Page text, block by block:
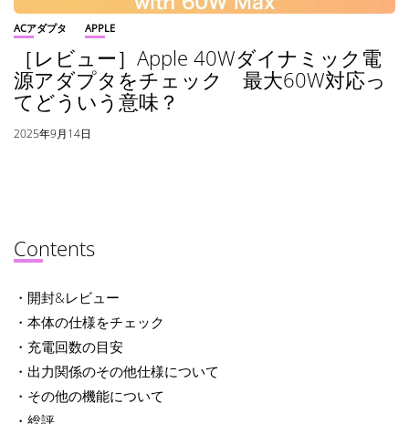
ACアダプタ APPLE
［レビュー］Apple 40Wダイナミック電
源アダプタをチェック 最大60W対応っ
てどういう意味？
2025年9月14日
Contents
・開封&レビュー
・本体の仕様をチェック
・充電回数の目安
・出力関係のその他仕様について
・その他の機能について